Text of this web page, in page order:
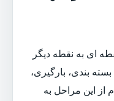
ای به نقطه دیگر
بندی، بارگیری،
این مراحل به